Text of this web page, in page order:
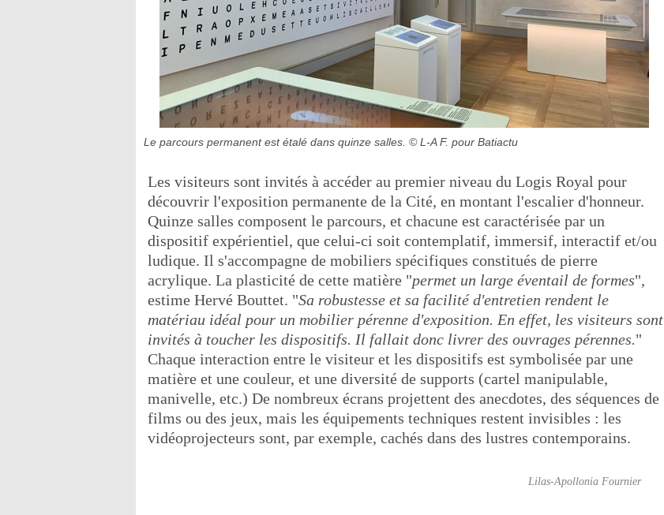
Le parcours permanent est étalé dans quinze salles. © L-A F. pour Batiactu
Les visiteurs sont invités à accéder au premier niveau du Logis Royal pour
découvrir l'exposition permanente de la Cité, en montant l'escalier d'honneur.
Quinze salles composent le parcours, et chacune est caractérisée par un
dispositif expérientiel, que celui-ci soit contemplatif, immersif, interactif et/ou
ludique. Il s'accompagne de mobiliers spécifiques constitués de pierre
acrylique. La plasticité de cette matière "permet un large éventail de formes",
estime Hervé Bouttet. "Sa robustesse et sa facilité d'entretien rendent le
matériau idéal pour un mobilier pérenne d'exposition. En effet, les visiteurs sont
invités à toucher les dispositifs. Il fallait donc livrer des ouvrages pérennes."
Chaque interaction entre le visiteur et les dispositifs est symbolisée par une
matière et une couleur, et une diversité de supports (cartel manipulable,
manivelle, etc.) De nombreux écrans projettent des anecdotes, des séquences de
films ou des jeux, mais les équipements techniques restent invisibles : les
vidéoprojecteurs sont, par exemple, cachés dans des lustres contemporains.
Lilas-Apollonia Fournier